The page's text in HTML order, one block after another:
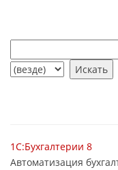
1С:Бухгалтерии 8
Автоматизация